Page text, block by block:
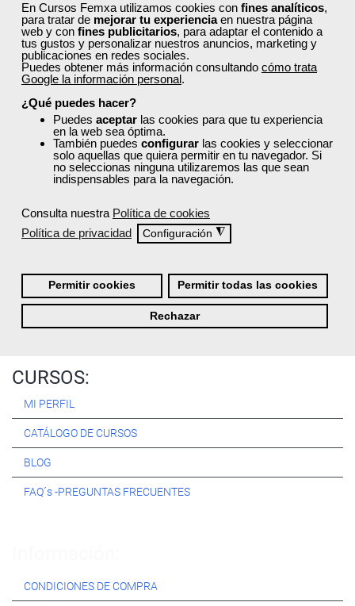
En Cursos Femxa utilizamos cookies con fines analíticos,
para tratar de mejorar tu experienciaen nuestra página
web y con fines publicitarios, para adaptar el contenido a
tus gustos y personalizar nuestros anuncios, marketing y
publicaciones en redes sociales.
Puedes obtener más información consultando cómo trata
Google la información personal.
¿Qué puedes hacer?
Puedes aceptar las cookies para que tu experiencia
en la web sea óptima.
También puedes configurar las cookies y seleccionar
solo aquellas que quiera permitir en tu navegador. Si
no seleccionas ninguna utilizaremos las que sean
indispensables para la navegación.
Consulta nuestra Política de cookies
Política de privacidad
Configuración ◮
Permitir cookies Permitir todas las cookies
Rechazar
Términos y condiciones
He leído y acepto la Política de Privacidad
Registrarse
Quiénes Somos:
Especialistas en consultoría y formación para el empleo
Nuestro objetivo diario es, única y exclusivamente, ayudarte a
conseguir tus metas profesionales ofreciéndote los mejores
CURSOS:
MI PERFIL
CATÁLOGO DE CURSOS
BLOG
FAQ´s -PREGUNTAS FRECUENTES
CONDICIONES DE COMPRA